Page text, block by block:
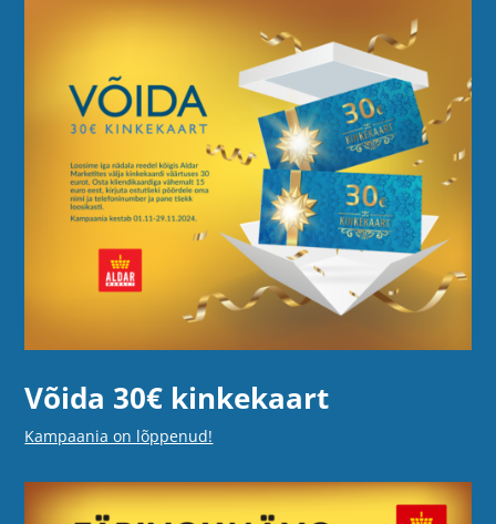
Võida 30€ kinkekaart
Kampaania on lõppenud!